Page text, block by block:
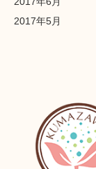
2017年5月